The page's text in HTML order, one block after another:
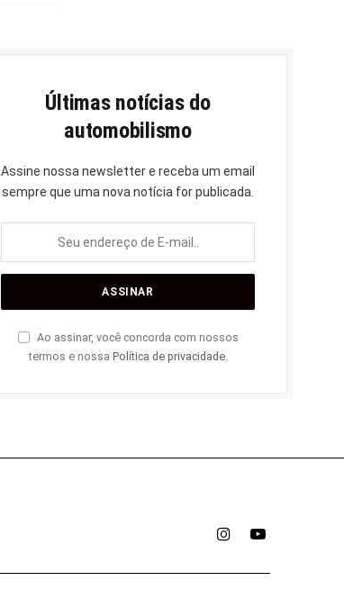
Últimas notícias do
automobilismo
Assine nossa newsletter e receba um email
sempre que uma nova notícia for publicada.
Ao assinar, você concorda com nossos
termos e nossa Política de privacidade.
InstagramYouTube